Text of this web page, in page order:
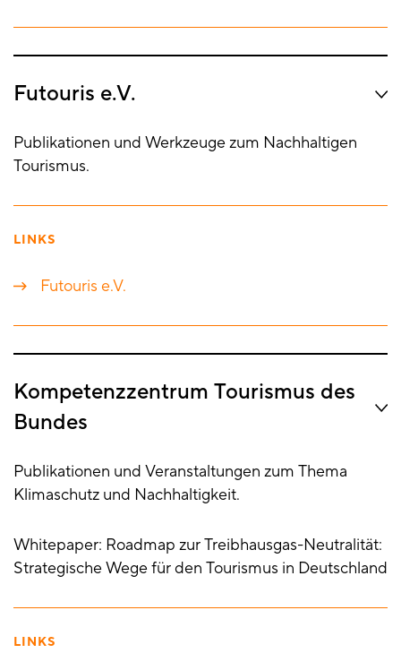
Futouris e.V.
Publikationen und Werkzeuge zum Nachhaltigen
Tourismus.
LINKS
Futouris e.V.
Kompetenzzentrum Tourismus des
Bundes
Publikationen und Veranstaltungen zum Thema
Klimaschutz und Nachhaltigkeit.
Whitepaper: Roadmap zur Treibhausgas-Neutralität:
Strategische Wege für den Tourismus in Deutschland
LINKS